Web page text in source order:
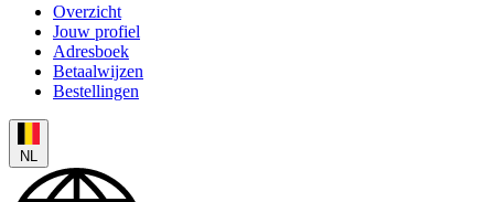
Overzicht
Jouw profiel
Adresboek
Betaalwijzen
Bestellingen
NL